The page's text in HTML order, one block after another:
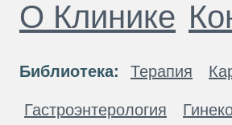
О Клинике
Библиотека: Терапия
Гастроэнтерология